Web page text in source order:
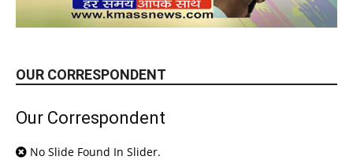
OUR CORRESPONDENT
Our Correspondent
No Slide Found In Slider.